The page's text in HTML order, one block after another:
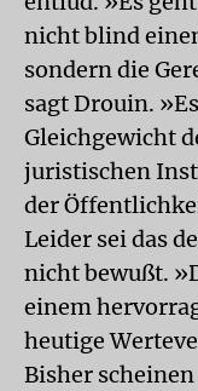
nicht blind
sondern die
sagt Drouin.
Gleichgewicht
juristischen
der
Leider sei das
nicht bewußt.
einem
heutige
Bisher